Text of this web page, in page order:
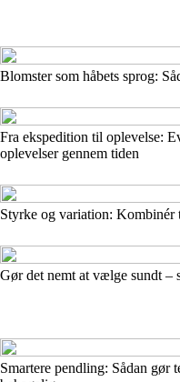
Blomster som håbets sprog:
Fra ekspedition til oplevelse:
oplevelser gennem tiden
Styrke og variation:
Gør det nemt at vælge sundt –
Smartere pendling: Sådan gør